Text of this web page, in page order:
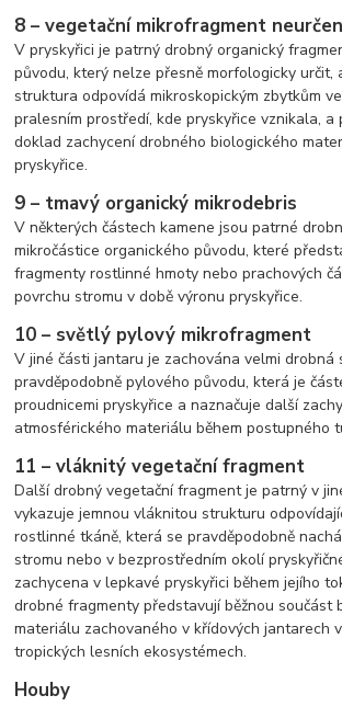
8 – vegetační mikrofragment
V pryskyřici je patrný drobný organický
původu, který nelze přesně morfologicky určit,
struktura odpovídá mikroskopickým zbytkům
pralesním prostředí, kde pryskyřice vznikala,
doklad zachycení drobného biologického
pryskyřice.
9 – tmavý organický mikrodebris
V některých částech kamene jsou patrné
mikročástice organického původu, které
fragmenty rostlinné hmoty nebo prachových
povrchu stromu v době výronu pryskyřice.
10 – světlý pylový mikrofragment
V jiné části jantaru je zachována velmi drobná
pravděpodobně pylového původu, která je
proudnicemi pryskyřice a naznačuje další
atmosférického materiálu během postupného
11 – vláknitý vegetační fragment
Další drobný vegetační fragment je patrný v
vykazuje jemnou vláknitou strukturu
rostlinné tkáně, která se pravděpodobně
stromu nebo v bezprostředním okolí
zachycena v lepkavé pryskyřici během jejího
drobné fragmenty představují běžnou součást
materiálu zachovaného v křídových jantarech
tropických lesních ekosystémech.
Houby